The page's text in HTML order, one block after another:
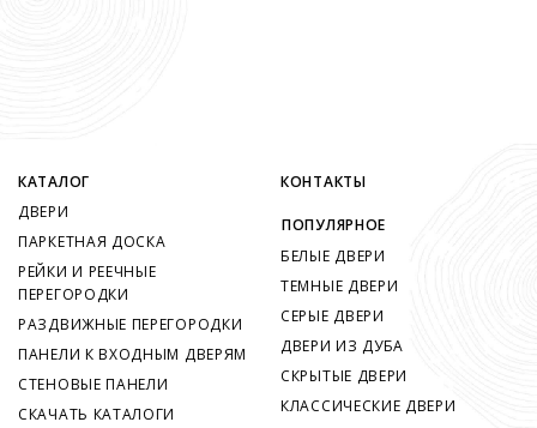
КАТАЛОГ
ДВЕРИ
ПАРКЕТНАЯ ДОСКА
РЕЙКИ И РЕЕЧНЫЕ
ПЕРЕГОРОДКИ
РАЗДВИЖНЫЕ ПЕРЕГОРОДКИ
ПАНЕЛИ К ВХОДНЫМ ДВЕРЯМ
СТЕНОВЫЕ ПАНЕЛИ
СКАЧАТЬ КАТАЛОГИ
КОНТАКТЫ
ПОПУЛЯРНОЕ
БЕЛЫЕ ДВЕРИ
ТЕМНЫЕ ДВЕРИ
СЕРЫЕ ДВЕРИ
ДВЕРИ ИЗ ДУБА
СКРЫТЫЕ ДВЕРИ
КЛАССИЧЕСКИЕ ДВЕРИ